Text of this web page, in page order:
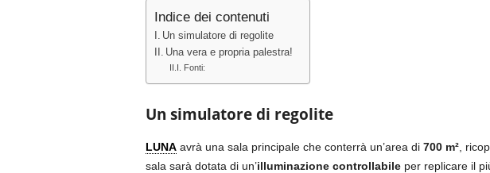
Indice dei contenuti
Un simulatore di regolite
Una vera e propria palestra!
Fonti:
Un simulatore di regolite
LUNAavrà una sala principale che conterrà un’area di 700 m²,
sala sarà dotata di un’illuminazione controllabileper replicare il